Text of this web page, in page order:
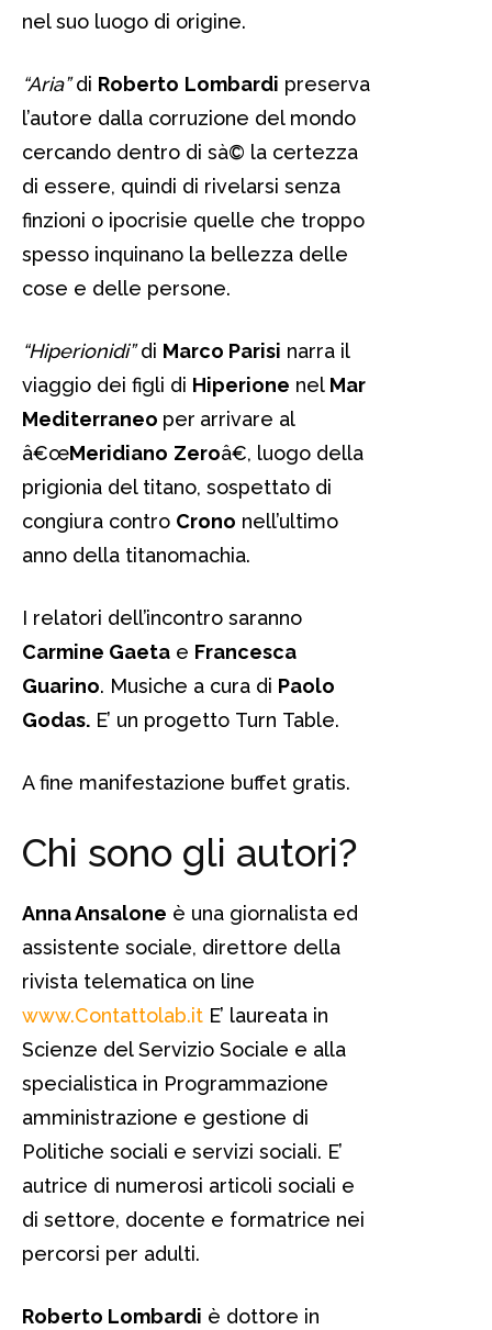
nel suo luogo di origine.
“Aria”di Roberto Lombardi preserva
l’autore dalla corruzione del mondo
cercando dentro di sà© la certezza
di essere, quindi di rivelarsi senza
finzioni o ipocrisie quelle che troppo
spesso inquinano la bellezza delle
cose e delle persone.
“Hiperionidi”di Marco Parisi narra il
viaggio dei figli di Hiperione nel Mar
Mediterraneo per arrivare al
â€œMeridiano Zeroâ€, luogo della
prigionia del titano, sospettato di
congiura contro Crono nell’ultimo
anno della titanomachia.
I relatori dell’incontro saranno
Carmine Gaeta e Francesca
Guarino. Musiche a cura di Paolo
Godas. E’ un progetto Turn Table.
A fine manifestazione buffet gratis.
Chi sono gli autori?
Anna Ansalone è una giornalista ed
assistente sociale, direttore della
rivista telematica on line
www.Contattolab.it E’ laureata in
Scienze del Servizio Sociale e alla
specialistica in Programmazione
amministrazione e gestione di
Politiche sociali e servizi sociali. E’
autrice di numerosi articoli sociali e
di settore, docente e formatrice nei
percorsi per adulti.
Roberto Lombardi è dottore in